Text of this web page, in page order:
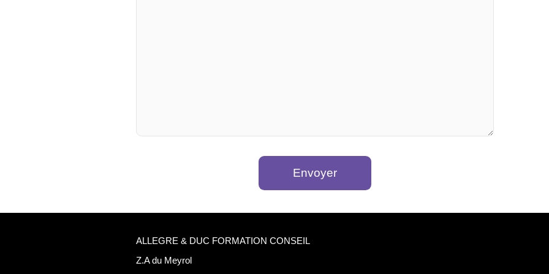
ALLEGRE & DUC FORMATION CONSEIL
Z.A du Meyrol